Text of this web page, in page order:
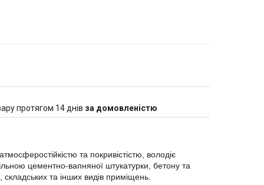
протягом 14 днів за домовленістю
та покривістістю, володіє
цементно-вапняної штукатурки, бетону та
та інших видів приміщень.